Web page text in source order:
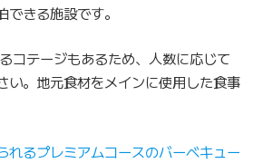
きる施設です。
コテージもあるため、人数に応じて
い。地元食材をメインに使用した食事
れるプレミアムコースのバーベキュー